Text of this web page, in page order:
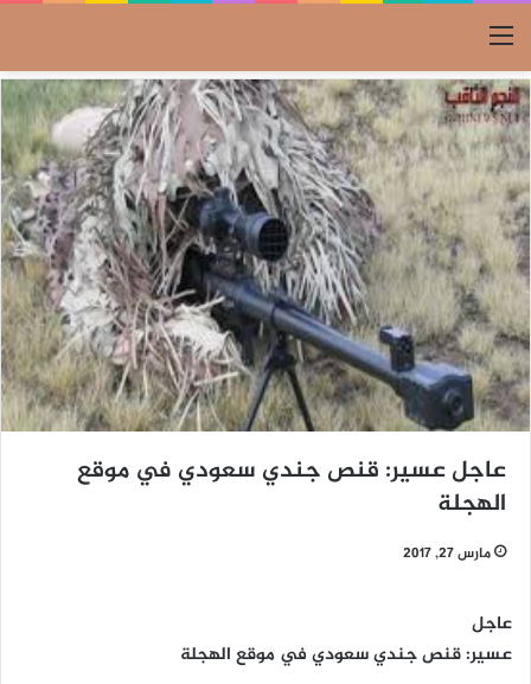
القائمة
عاجل عسير: قنص جندي سعودي في موقع
الهجلة
مارس 27, 2017
عاجل
عسير: قنص جندي سعودي في موقع الهجلة